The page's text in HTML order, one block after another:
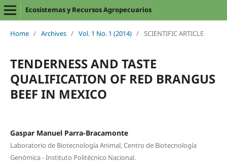
Ecosistemas y Recursos Agropecuarios
Home / Archives / Vol. 1 No. 1 (2014) / SCIENTIFIC ARTICLE
TENDERNESS AND TASTE
QUALIFICATION OF RED BRANGUS
BEEF IN MEXICO
Gaspar Manuel Parra-Bracamonte
Laboratorio de Biotecnología Animal, Centro de Biotecnología
Genómica - Instituto Politécnico Nacional.